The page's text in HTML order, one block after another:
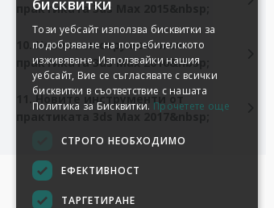
практиката 3ds Max 2015&nbsp;
10. Новите инструменти от
практиката 3ds Max 2016&nbsp;
11. Новите инструменти от
практиката 3ds Max 2017&nbsp;